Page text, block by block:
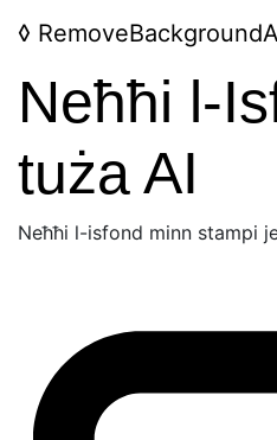
◊
Neħħi l-
tuża AI
Neħħi l-isfond minn stampi